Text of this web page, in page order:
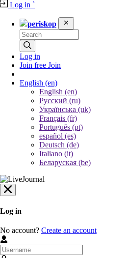
Log in `
periskop
Log in
Join free Join
English (en)
English (en)
Русский (ru)
Українська (uk)
Français (fr)
Português (pt)
español (es)
Deutsch (de)
Italiano (it)
Беларуская (be)
Log in
No account? Create an account